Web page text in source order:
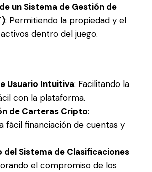
un Sistema de Gestión de
: Permitiendo la propiedad y el
dentro del juego.
Usuario Intuitiva: Facilitando la
con la plataforma.
de Carteras Cripto:
fácil financiación de cuentas y
del Sistema de Clasificaciones
el compromiso de los